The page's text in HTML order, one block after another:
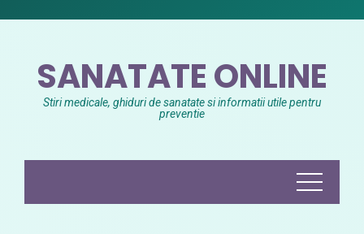
SANATATE ONLINE
Stiri medicale, ghiduri de sanatate si informatii utile pentru
preventie